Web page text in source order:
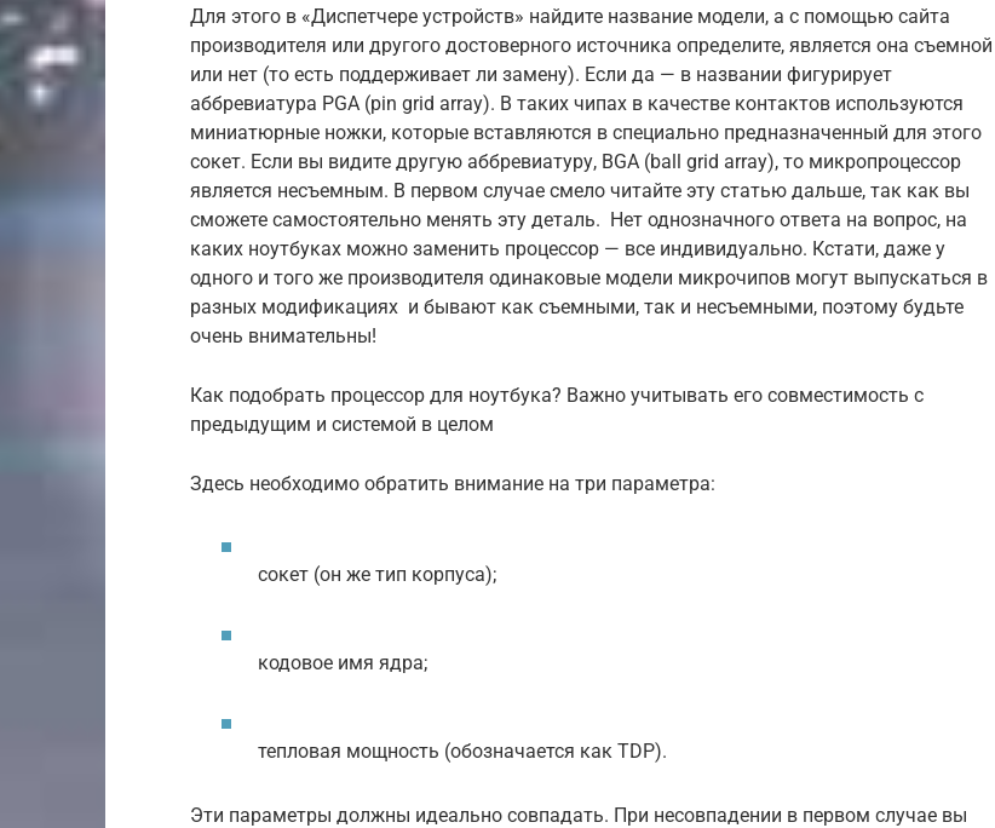
Для этого в «Диспетчере устройств» найдите название модели, а с помощью сайта
производителя или другого достоверного источника определите, является она съемной
или нет (то есть поддерживает ли замену). Если да — в названии фигурирует
аббревиатура PGA (pin grid array). В таких чипах в качестве контактов используются
миниатюрные ножки, которые вставляются в специально предназначенный для этого
сокет. Если вы видите другую аббревиатуру, BGA (ball grid array), то микропроцессор
является несъемным. В первом случае смело читайте эту статью дальше, так как вы
сможете самостоятельно менять эту деталь. Нет однозначного ответа на вопрос, на
каких ноутбуках можно заменить процессор — все индивидуально. Кстати, даже у
одного и того же производителя одинаковые модели микрочипов могут выпускаться в
разных модификациях и бывают как съемными, так и несъемными, поэтому будьте
очень внимательны!
Как подобрать процессор для ноутбука? Важно учитывать его совместимость с
предыдущим и системой в целом
Здесь необходимо обратить внимание на три параметра:
сокет (он же тип корпуса);
кодовое имя ядра;
тепловая мощность (обозначается как TDP).
Эти параметры должны идеально совпадать. При несовпадении в первом случае вы